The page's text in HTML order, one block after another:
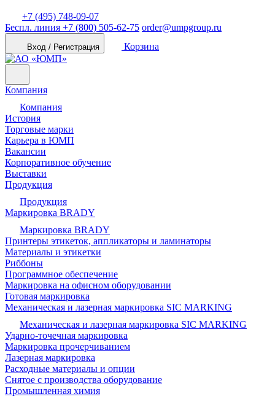
+7 (495) 748-09-07
Беспл. линия +7 (800) 505-62-75 order@umpgroup.ru
Вход / Регистрация Корзина
Компания
Компания
История
Торговые марки
Карьера в ЮМП
Вакансии
Корпоративное обучение
Выставки
Продукция
Продукция
Маркировка BRADY
Маркировка BRADY
Принтеры этикеток, аппликаторы и ламинаторы
Материалы и этикетки
Риббоны
Программное обеспечение
Маркировка на офисном оборудовании
Готовая маркировка
Механическая и лазерная маркировка SIC MARKING
Механическая и лазерная маркировка SIC MARKING
Ударно-точечная маркировка
Маркировка прочерчиванием
Лазерная маркировка
Расходные материалы и опции
Снятое с производства оборудование
Промышленная химия